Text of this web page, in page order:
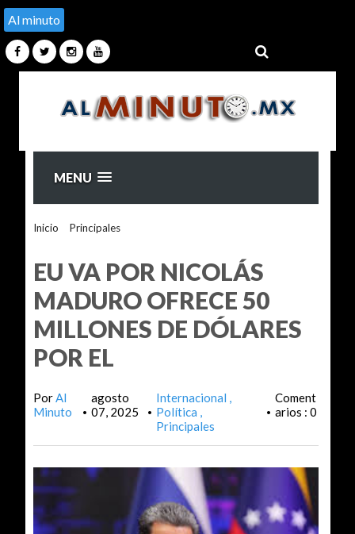
Al minuto
MENU
Inicio Principales>
EU VA POR NICOLÁS
MADURO OFRECE 50
MILLONES DE DÓLARES
POR EL
PorAl
Minuto
•
agosto
07, 2025
•
Internacional
Política
Principales
•
Coment
arios : 0